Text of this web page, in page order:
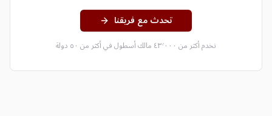
تحدث مع فريقنا
نخدم أكثر من ٤٣٬٠٠٠ مالك أسطول في أكثر من ٥٠ دولة